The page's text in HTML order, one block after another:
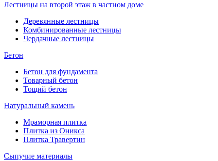
Лестницы на второй этаж в частном доме
Деревянные лестницы
Комбинированные лестницы
Чердачные лестницы
Бетон
Бетон для фундамента
Товарный бетон
Тощий бетон
Натуральный камень
Мраморная плитка
Плитка из Оникса
Плитка Травертин
Сыпучие материалы